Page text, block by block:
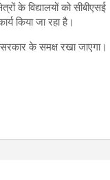
के विद्यालयों को सीबीएसई
किया जा रहा है।
सरकार के समक्ष रखा जाएगा।